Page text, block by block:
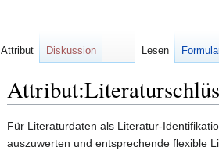
Zur
Navigation
Zur
Suche
Für Literaturdaten als Literatur-
auszuwerten und entsprechende flexible
Attribut Diskussion Lesen